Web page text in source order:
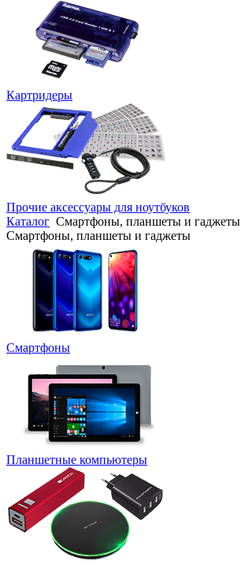
Картридеры
Прочие аксессуары для ноутбуков
Каталог Смартфоны, планшеты и гаджеты
Смартфоны, планшеты и гаджеты
Смартфоны
Планшетные компьютеры